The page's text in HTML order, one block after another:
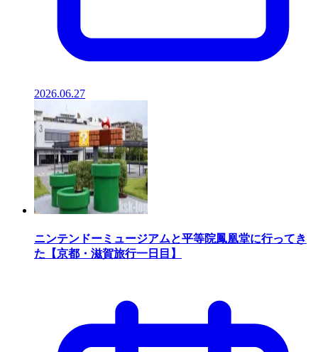
2026.06.27
ニンテンドーミュージアムと平等院鳳凰堂に行ってき
た【京都・滋賀旅行一日目】